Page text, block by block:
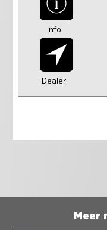
Info
Dealer
Meer